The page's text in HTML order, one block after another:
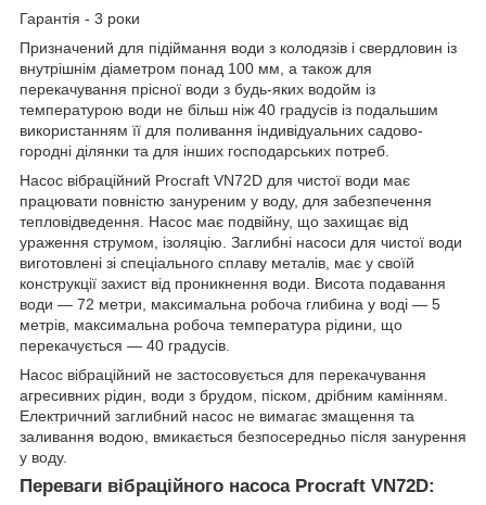
Гарантія - 3 роки
Призначений для підіймання води з колодязів і свердловин із
внутрішнім діаметром понад 100 мм, а також для
перекачування прісної води з будь-яких водойм із
температурою води не більш ніж 40 градусів із подальшим
використанням її для поливання індивідуальних садово-
городні ділянки та для інших господарських потреб.
Насос вібраційний Procraft VN72D для чистої води має
працювати повністю зануреним у воду, для забезпечення
тепловідведення. Насос має подвійну, що захищає від
ураження струмом, ізоляцію. Заглибні насоси для чистої води
виготовлені зі спеціального сплаву металів, має у своїй
конструкції захист від проникнення води. Висота подавання
води — 72 метри, максимальна робоча глибина у воді — 5
метрів, максимальна робоча температура рідини, що
перекачується — 40 градусів.
Насос вібраційний не застосовується для перекачування
агресивних рідин, води з брудом, піском, дрібним камінням.
Електричний заглибний насос не вимагає змащення та
заливання водою, вмикається безпосередньо після занурення
у воду.
Переваги вібраційного насоса Procraft VN72D: